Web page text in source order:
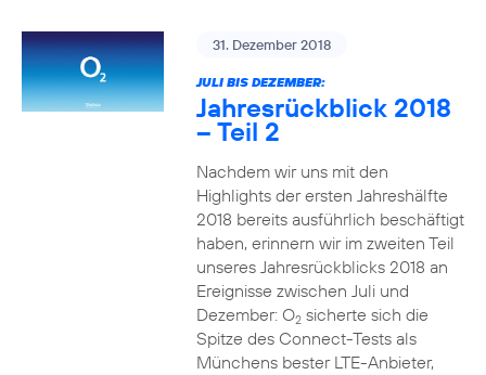
31. Dezember 2018
JULI BIS DEZEMBER:
Jahresrückblick 2018
– Teil 2
Nachdem wir uns mit den
Highlights der ersten Jahreshälfte
2018 bereits ausführlich beschäftigt
haben, erinnern wir im zweiten Teil
unseres Jahresrückblicks 2018 an
Ereignisse zwischen Juli und
Dezember: O2sicherte sich die
Spitze des Connect-Tests als
Münchens bester LTE-Anbieter,